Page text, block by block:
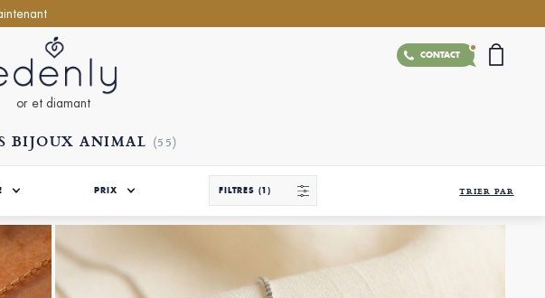
CONTACT
or et diamant
BIJOUX ANIMAL (55)
PRIX FILTRES (1) TRIER PAR